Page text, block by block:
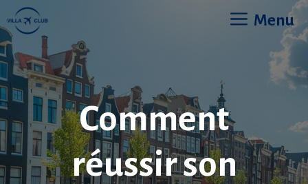
Aller
au
contenu
Menu
Comment
réussir son